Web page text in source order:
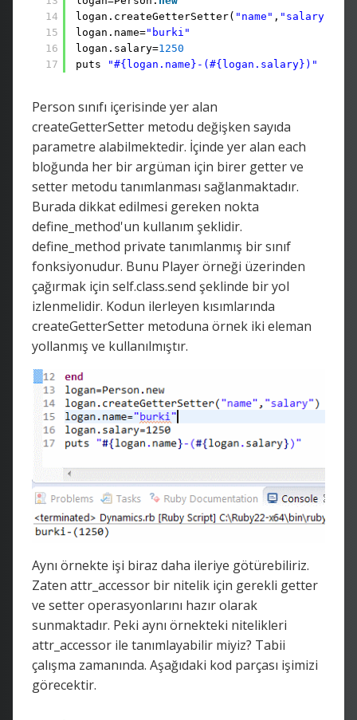
14
15
16
17
logan.createGetterSetter( "name" , "salary"
logan.name="burki"
logan.salary=1250
puts
"#{logan.name}-(#{logan.salary})"
Person sınıfı içerisinde yer alan
createGetterSetter metodu değişken sayıda
parametre alabilmektedir. İçinde yer alan each
bloğunda her bir argüman için birer getter ve
setter metodu tanımlanması sağlanmaktadır.
Burada dikkat edilmesi gereken nokta
define_method'un kullanım şeklidir.
define_method private tanımlanmış bir sınıf
fonksiyonudur. Bunu Player örneği üzerinden
çağırmak için self.class.send şeklinde bir yol
izlenmelidir. Kodun ilerleyen kısımlarında
createGetterSetter metoduna örnek iki eleman
yollanmış ve kullanılmıştır.
Aynı örnekte işi biraz daha ileriye götürebiliriz.
Zaten attr_accessor bir nitelik için gerekli getter
ve setter operasyonlarını hazır olarak
sunmaktadır. Peki aynı örnekteki nitelikleri
attr_accessor ile tanımlayabilir miyiz? Tabii
çalışma zamanında. Aşağıdaki kod parçası işimizi
görecektir.